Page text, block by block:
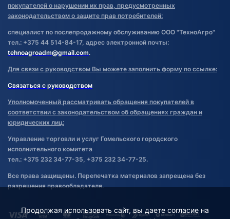
покупателей о нарушении их прав, предусмотренных
законодательством о защите прав потребителей:
специалист по послепродажному обслуживанию ООО "ТехноАгро"
тел.: +375 44 514-84-17, адрес электронной почты:
tehnoagroadm@gmail.com.
Для связи с руководством Вы можете заполнить форму по ссылке:
Связаться с руководством
Уполномоченный рассматривать обращения покупателей в
соответствии с законодательством об обращениях граждан и
юридических лиц:
Управление торговли и услуг Гомельского городского
исполнительного комитета
тел.: +375 232 34-77-35, +375 232 34-77-25.
Все права защищены. Перепечатка материалов запрещена без
разрешения правообладателя.
Продолжая использовать сайт, вы даете согласие на